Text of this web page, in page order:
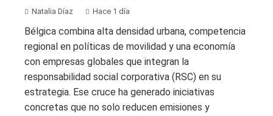
Natalia Díaz Hace 1 día
Bélgica combina alta densidad urbana, competencia
regional en políticas de movilidad y una economía
con empresas globales que integran la
responsabilidad social corporativa (RSC) en su
estrategia. Ese cruce ha generado iniciativas
concretas que no solo reducen emisiones y